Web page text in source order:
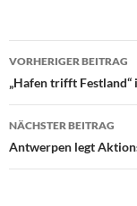
VORHERIGER BEITRAG
„Hafen trifft Festland“
NÄCHSTER BEITRAG
Antwerpen legt